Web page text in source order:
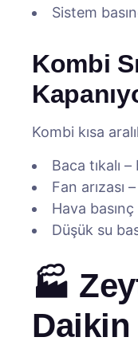
Sistem
Kombi
Kombi kısa
Baca tıkalı
Fan arızası
Hava
Düşük su
🏭